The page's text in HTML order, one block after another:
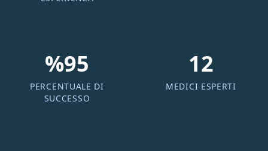
%95
PERCENTUALE DI
SUCCESSO
12
MEDICI ESPERTI